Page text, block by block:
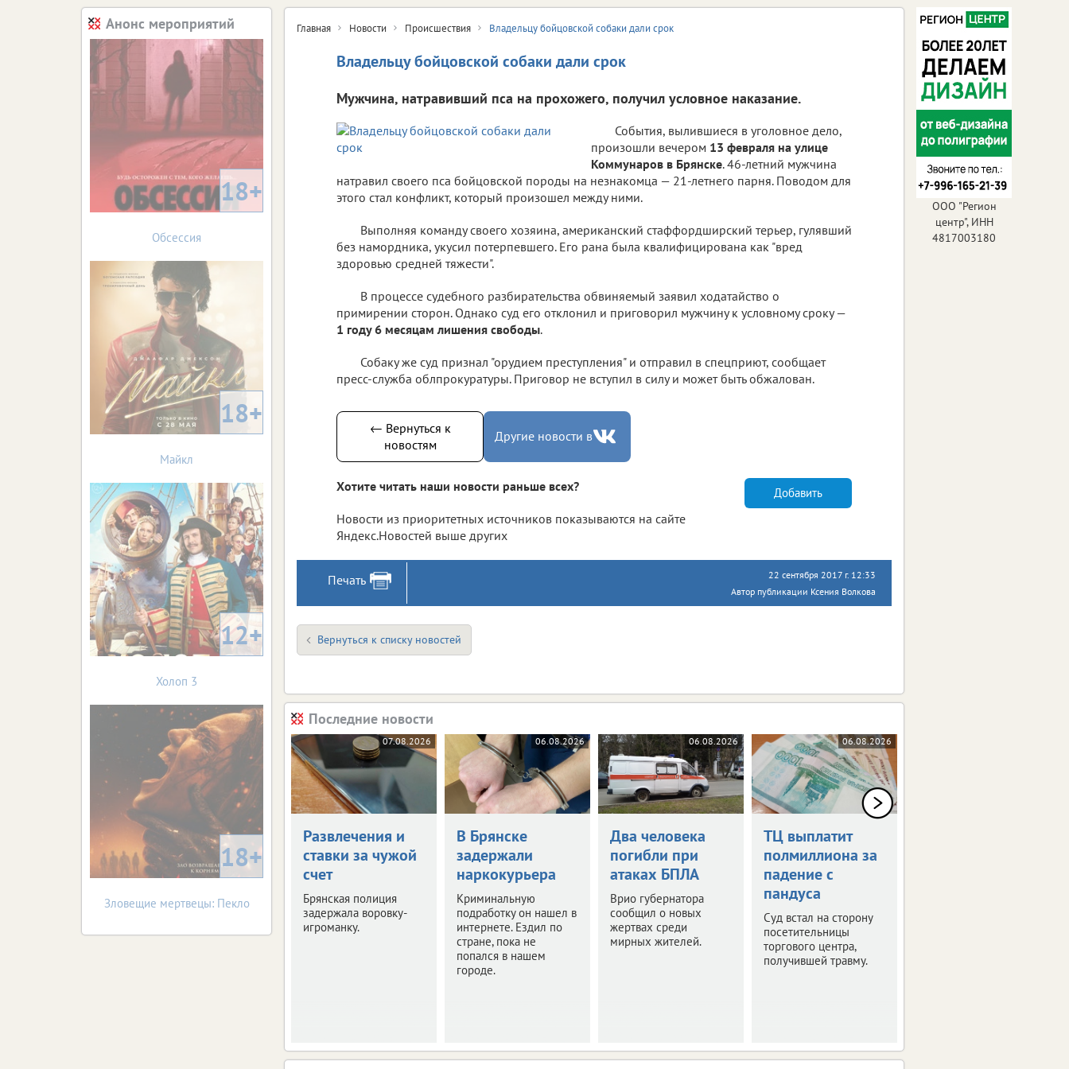
Главная Новости Происшествия Владельцу бойцовской собаки дали срок
Владельцу бойцовской собаки дали срок
Мужчина, натравивший пса на прохожего, получил условное наказание.
События, вылившиеся в уголовное дело,
произошли вечером 13 февраля на улице
Коммунаров в Брянске. 46-летний мужчина
натравил своего пса бойцовской породы на незнакомца — 21-летнего парня. Поводом для
этого стал конфликт, который произошел между ними.
Выполняя команду своего хозяина, американский стаффордширский терьер, гулявший
без намордника, укусил потерпевшего. Его рана была квалифицирована как "вред
здоровью средней тяжести".
В процессе судебного разбирательства обвиняемый заявил ходатайство о
примирении сторон. Однако суд его отклонил и приговорил мужчину к условному сроку —
1 году 6 месяцам лишения свободы.
Собаку же суд признал "орудием преступления" и отправил в спецприют, сообщает
пресс-служба облпрокуратуры. Приговор не вступил в силу и может быть обжалован.
← Вернуться к
новостям
Другие новости в
Хотите читать наши новости раньше всех?
Новости из приоритетных источников показываются на сайте
Яндекс.Новостей выше других
Добавить
Печать
22 сентября 2017 г. 12:33
Автор публикации Ксения Волкова
Вернуться к списку новостей
Последние новости
07.08.2026
Развлечения и
ставки за чужой
счет
Брянская полиция
задержала воровку-
игроманку.
06.08.2026
В Брянске
задержали
наркокурьера
Криминальную
подработку он нашел в
интернете. Ездил по
стране, пока не
попался в нашем
городе.
06.08.2026
Два человека
погибли при
атаках БПЛА
Врио губернатора
сообщил о новых
жертвах среди
мирных жителей.
06.08.2026
ТЦ выплатит
полмиллиона за
падение с
пандуса
Суд встал на сторону
посетительницы
торгового центра,
получившей травму.
Анонс мероприятий
18+
Обсессия
18+
Майкл
12+
Холоп 3
18+
Зловещие мертвецы: Пекло
ООО "Регион
центр", ИНН
4817003180